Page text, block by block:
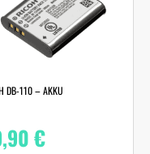
DB-110 – AKKU
€